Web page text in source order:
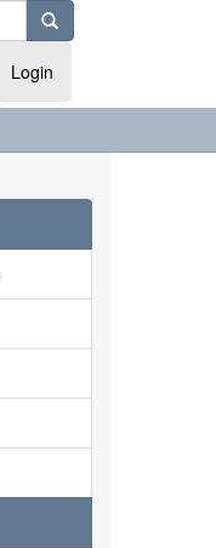
Login